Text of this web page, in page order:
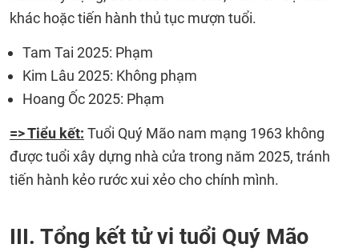
khác hoặc tiến hành thủ tục mượn tuổi.
Tam Tai 2025: Phạm
Kim Lâu 2025: Không phạm
Hoang Ốc 2025: Phạm
=> Tiểu kết: Tuổi Quý Mão nam mạng 1963 không
được tuổi xây dựng nhà cửa trong năm 2025, tránh
tiến hành kẻo rước xui xẻo cho chính mình.
III. Tổng kết tử vi tuổi Quý Mão